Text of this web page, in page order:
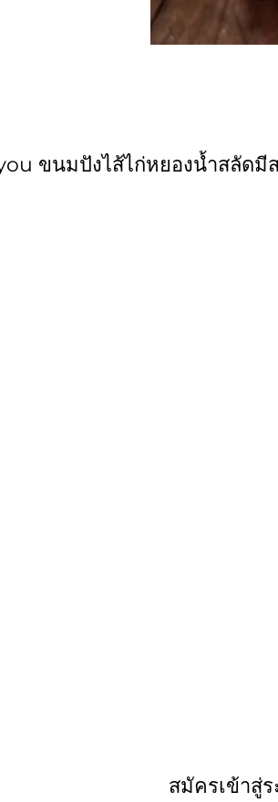
ขนมปังไส้ไก่หยองน้ำสลัดมี
สมัครเข้าสู่